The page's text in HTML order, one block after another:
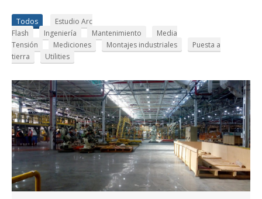
contacto
Todos
Estudio Arc
Flash
Ingeniería Mantenimiento
Media
Tensión
Mediciones Montajes industriales
Puesta a
tierra
Utilities